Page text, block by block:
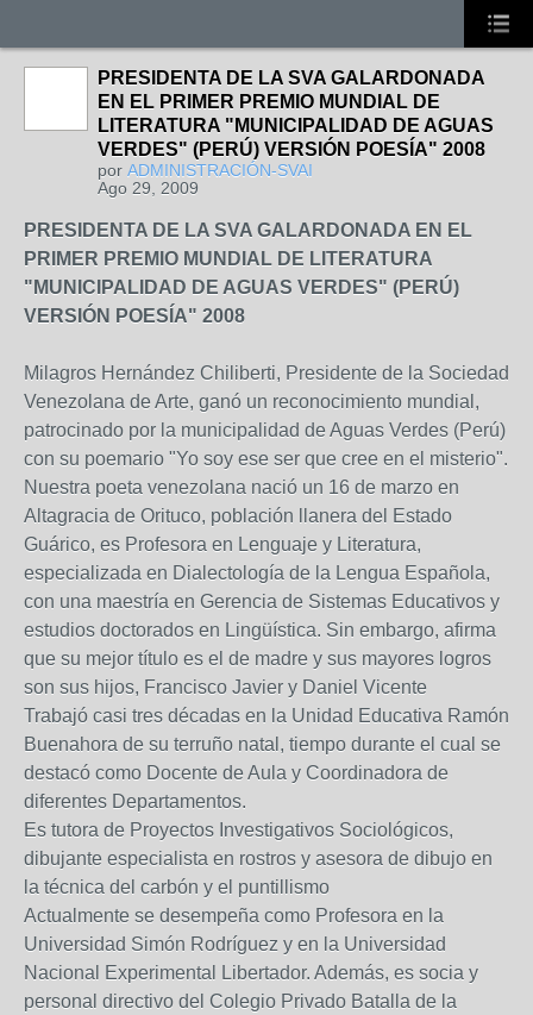
PRESIDENTA DE LA SVA GALARDONADA
EN EL PRIMER PREMIO MUNDIAL DE
LITERATURA "MUNICIPALIDAD DE AGUAS
VERDES" (PERÚ) VERSIÓN POESÍA" 2008
por ADMINISTRACIÓN-SVAI
Ago 29, 2009
PRESIDENTA DE LA SVA GALARDONADA EN EL
PRIMER PREMIO MUNDIAL DE LITERATURA
"MUNICIPALIDAD DE AGUAS VERDES" (PERÚ)
VERSIÓN POESÍA" 2008
Milagros Hernández Chiliberti, Presidente de la Sociedad
Venezolana de Arte, ganó un reconocimiento mundial,
patrocinado por la municipalidad de Aguas Verdes (Perú)
con su poemario "Yo soy ese ser que cree en el misterio".
Nuestra poeta venezolana nació un 16 de marzo en
Altagracia de Orituco, población llanera del Estado
Guárico, es Profesora en Lenguaje y Literatura,
especializada en Dialectología de la Lengua Española,
con una maestría en Gerencia de Sistemas Educativos y
estudios doctorados en Lingüística. Sin embargo, afirma
que su mejor título es el de madre y sus mayores logros
son sus hijos, Francisco Javier y Daniel Vicente
Trabajó casi tres décadas en la Unidad Educativa Ramón
Buenahora de su terruño natal, tiempo durante el cual se
destacó como Docente de Aula y Coordinadora de
diferentes Departamentos.
Es tutora de Proyectos Investigativos Sociológicos,
dibujante especialista en rostros y asesora de dibujo en
la técnica del carbón y el puntillismo
Actualmente se desempeña como Profesora en la
Universidad Simón Rodríguez y en la Universidad
Nacional Experimental Libertador. Además, es socia y
personal directivo del Colegio Privado Batalla de la